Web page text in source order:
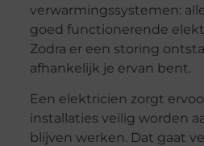
verwarmingssystemen:
goed functionerende
Zodra er een storing
afhankelijk je ervan bent.
Een elektricien zorgt
installaties veilig worden
blijven werken. Dat gaat